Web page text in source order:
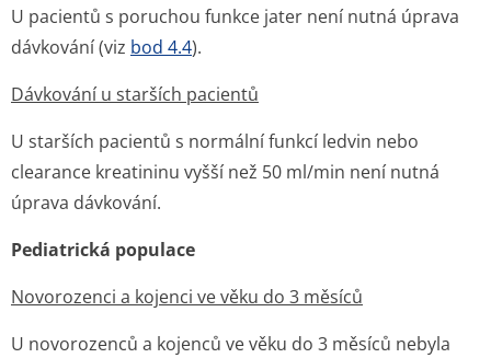
U pacientů s poruchou funkce jater není nutná úprava
dávkování (viz bod 4.4).
Dávkování u starších pacientů
U starších pacientů s normální funkcí ledvin nebo
clearance kreatininu vyšší než 50 ml/min není nutná
úprava dávkování.
Pediatrická populace
Novorozenci a kojenci ve věku do 3 měsíců
U novorozenců a kojenců ve věku do 3 měsíců nebyla